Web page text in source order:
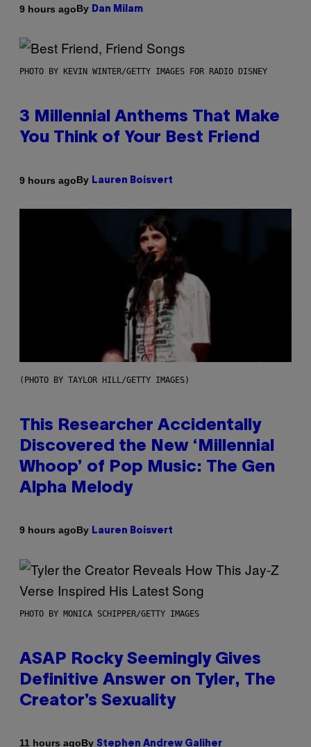
9 hours agoBy Dan Milam
PHOTO BY KEVIN WINTER/GETTY IMAGES FOR RADIO DISNEY
3 Millennial Anthems That Make
You Think of Your Best Friend
9 hours agoBy Lauren Boisvert
(PHOTO BY TAYLOR HILL/GETTY IMAGES)
This Researcher Accidentally
Discovered the New ‘Millennial
Whoop’ of Pop Music: The Gen
Alpha Melody
9 hours agoBy Lauren Boisvert
PHOTO BY MONICA SCHIPPER/GETTY IMAGES
ASAP Rocky Seemingly Gives
Definitive Answer on Tyler, The
Creator’s Sexuality
11 hours agoBy Stephen Andrew Galiher